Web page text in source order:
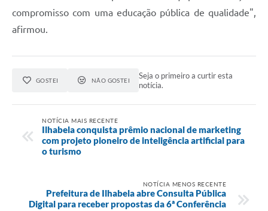
compromisso com uma educação pública de qualidade",
afirmou.
GOSTEI NÃO GOSTEI
Seja o primeiro a curtir esta
notícia.
NOTÍCIA MAIS RECENTE
Ilhabela conquista prêmio nacional de marketing
com projeto pioneiro de inteligência artificial para
o turismo
NOTÍCIA MENOS RECENTE
Prefeitura de Ilhabela abre Consulta Pública
Digital para receber propostas da 6ª Conferência